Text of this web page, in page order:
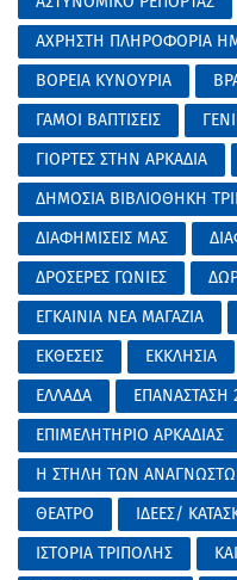
ΑΧΡΗΣΤΗ ΠΛΗΡΟΦΟΡΙΑ
ΒΟΡΕΙΑ ΚΥΝΟΥΡΙΑ
ΓΑΜΟΙ ΒΑΠΤΙΣΕΙΣ
ΓΙΟΡΤΕΣ ΣΤΗΝ ΑΡΚΑΔΙΑ
ΔΗΜΟΣΙΑ ΒΙΒΛΙΟΘΗΚΗ
ΔΙΑΦΗΜΙΣΕΙΣ ΜΑΣ
ΔΡΟΣΕΡΕΣ ΓΩΝΙΕΣ
ΕΓΚΑΙΝΙΑ ΝΕΑ ΜΑΓΑΖΙΑ
ΕΚΘΕΣΕΙΣ
ΕΚΚΛΗΣΙΑ
ΕΛΛΑΔΑ
ΕΠΑΝΑΣΤΑΣΗ
ΕΠΙΜΕΛΗΤΗΡΙΟ ΑΡΚΑΔΙΑΣ
Η ΣΤΗΛΗ ΤΩΝ
ΘΕΑΤΡΟ
ΙΔΕΕΣ/
ΙΣΤΟΡΙΑ ΤΡΙΠΟΛΗΣ